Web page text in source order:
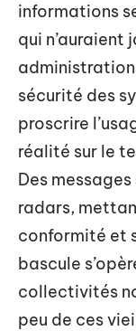
informations
qui n’auraient
sécurité des
proscrire
réalité sur le
Des
radars,
conformité et
bascule
collectivités
peu de ces